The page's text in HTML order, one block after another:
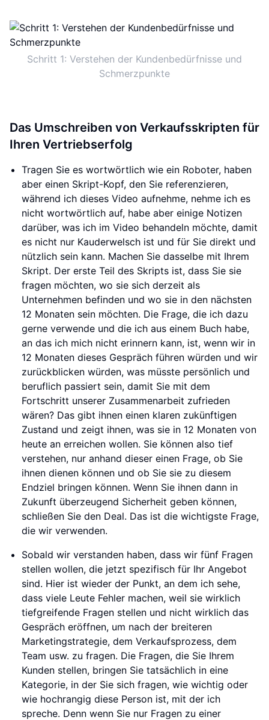
Schritt 1: Verstehen der Kundenbedürfnisse und
Schmerzpunkte
Das Umschreiben von Verkaufsskripten für
Ihren Vertriebserfolg
Tragen Sie es wortwörtlich wie ein Roboter, haben
aber einen Skript-Kopf, den Sie referenzieren,
während ich dieses Video aufnehme, nehme ich es
nicht wortwörtlich auf, habe aber einige Notizen
darüber, was ich im Video behandeln möchte, damit
es nicht nur Kauderwelsch ist und für Sie direkt und
nützlich sein kann. Machen Sie dasselbe mit Ihrem
Skript. Der erste Teil des Skripts ist, dass Sie sie
fragen möchten, wo sie sich derzeit als
Unternehmen befinden und wo sie in den nächsten
12 Monaten sein möchten. Die Frage, die ich dazu
gerne verwende und die ich aus einem Buch habe,
an das ich mich nicht erinnern kann, ist, wenn wir in
12 Monaten dieses Gespräch führen würden und wir
zurückblicken würden, was müsste persönlich und
beruflich passiert sein, damit Sie mit dem
Fortschritt unserer Zusammenarbeit zufrieden
wären? Das gibt ihnen einen klaren zukünftigen
Zustand und zeigt ihnen, was sie in 12 Monaten von
heute an erreichen wollen. Sie können also tief
verstehen, nur anhand dieser einen Frage, ob Sie
ihnen dienen können und ob Sie sie zu diesem
Endziel bringen können. Wenn Sie ihnen dann in
Zukunft überzeugend Sicherheit geben können,
schließen Sie den Deal. Das ist die wichtigste Frage,
die wir verwenden.
Sobald wir verstanden haben, dass wir fünf Fragen
stellen wollen, die jetzt spezifisch für Ihr Angebot
sind. Hier ist wieder der Punkt, an dem ich sehe,
dass viele Leute Fehler machen, weil sie wirklich
tiefgreifende Fragen stellen und nicht wirklich das
Gespräch eröffnen, um nach der breiteren
Marketingstrategie, dem Verkaufsprozess, dem
Team usw. zu fragen. Die Fragen, die Sie Ihrem
Kunden stellen, bringen Sie tatsächlich in eine
Kategorie, in der Sie sich fragen, wie wichtig oder
wie hochrangig diese Person ist, mit der ich
spreche. Denn wenn Sie nur Fragen zu einer